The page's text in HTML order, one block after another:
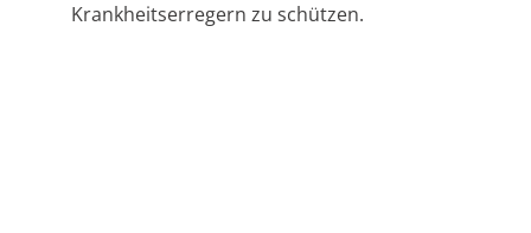
Krankheitserregern zu schützen.